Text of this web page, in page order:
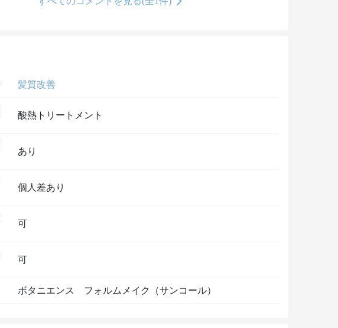
髪質改善
酸熱トリートメント
あり
個人差あり
可
可
ボタニエンス フォルムメイク（サンコール）